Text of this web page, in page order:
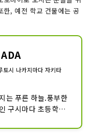
있는 무인도 「카가
았습니다. 뷰포인
견 전망대입니다. 그
이지만 불행히도 전
확인할 수 없습니다.
부터의 전망을 해설
고 있어, 그 간판에
로 촬영한 동영상을
한, 예전 학교 건물에는 공
시 나카지마다 자키타
는 푸른 하늘.풍부한
구시마다 초등학교·
이로 방문하는 사람